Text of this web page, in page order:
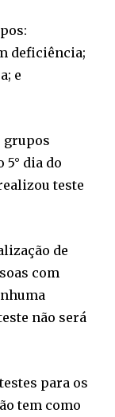
deficiência;
e
grupos
dia do
teste
de
com
não será
para os
tem como